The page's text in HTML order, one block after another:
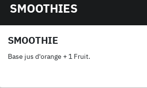
SMOOTHIES
SMOOTHIE
Base jus d'orange + 1 Fruit.